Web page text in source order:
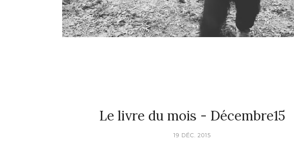
Le livre du mois - Décembre15
19 DÉC. 2015